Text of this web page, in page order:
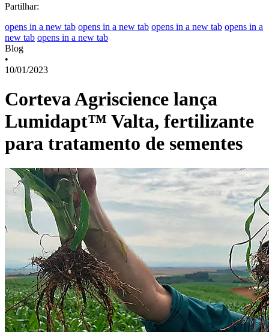
Partilhar:
opens in a new tab opens in a new tab opens in a new tab opens in a
new tab opens in a new tab
Blog
•
10/01/2023
Corteva Agriscience lança
Lumidapt™ Valta, fertilizante
para tratamento de sementes